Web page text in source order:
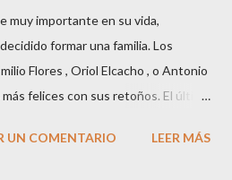
muy importante en su vida,
formar una familia. Los
Flores , Oriol Elcacho , o Antonio
felices con sus retoños. El último
poco más de una semana. El top
UN COMENTARIO LEER MÁS